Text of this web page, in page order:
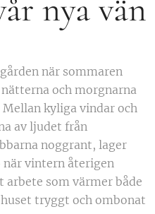
nya vän
när sommaren
och morgnarna
kyliga vindar och
av ljudet från
noggrant, lager
vintern återigen
arbete som värmer både
tryggt och ombonat